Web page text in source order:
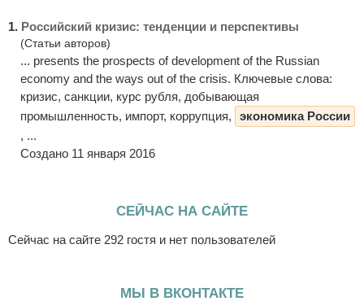
1. Российский кризис: тенденции и перспективы
(Статьи авторов)
... presents the prospects of development of the Russian
economy and the ways out of the crisis. Ключевые слова:
кризис, санкции, курс рубля, добывающая
промышленность, импорт, коррупция,
экономика России
, ...
Создано 11 января 2016
СЕЙЧАС НА САЙТЕ
Сейчас на сайте 292 гостя и нет пользователей
МЫ В ВКОНТАКТЕ